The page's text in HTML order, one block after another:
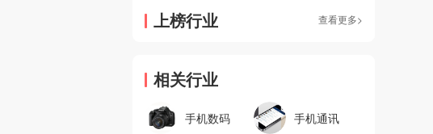
上榜行业 查看更多>
相关行业
手机数码 手机通讯